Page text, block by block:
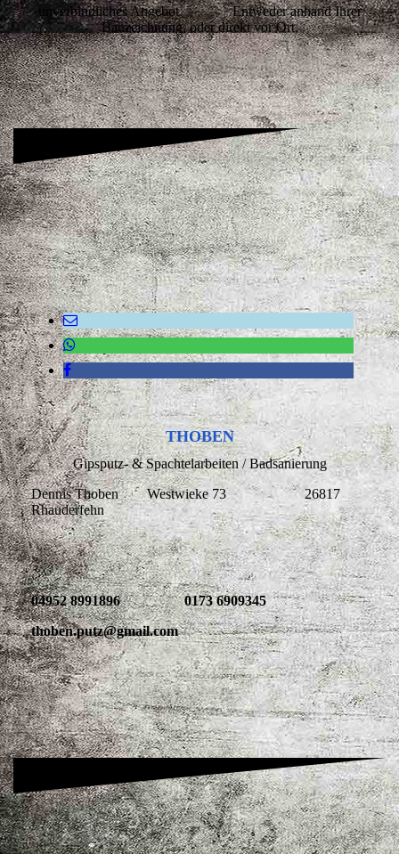
unverbindliches Angebot. Entweder anhand Ihrer
Bauzeichnung, oder direkt vor Ort.
THOBEN
Gipsputz- & Spachtelarbeiten / Badsanierung
Dennis Thoben Westwieke 73 26817
Rhauderfehn
04952 8991896 0173 6909345
thoben.putz@gmail.com